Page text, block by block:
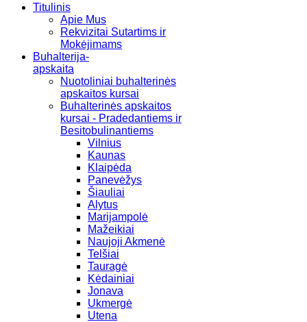
Titulinis
Apie Mus
Rekvizitai Sutartims ir
Mokėjimams
Buhalterija-
apskaita
Nuotoliniai buhalterinės
apskaitos kursai
Buhalterinės apskaitos
kursai - Pradedantiems ir
Besitobulinantiems
Vilnius
Kaunas
Klaipėda
Panevėžys
Šiauliai
Alytus
Marijampolė
Mažeikiai
Naujoji Akmenė
Telšiai
Tauragė
Kėdainiai
Jonava
Ukmergė
Utena